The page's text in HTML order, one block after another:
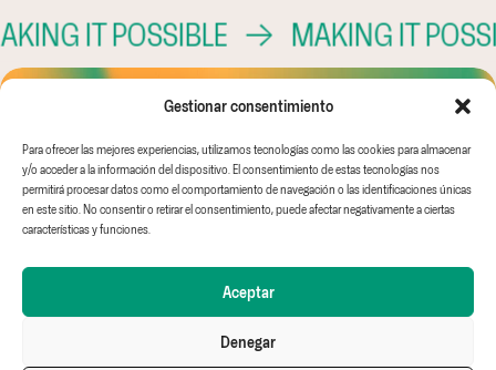
Gestionar consentimiento
Para ofrecer las mejores experiencias, utilizamos tecnologías como las cookies para almacenar
y/o acceder a la información del dispositivo. El consentimiento de estas tecnologías nos
permitirá procesar datos como el comportamiento de navegación o las identificaciones únicas
en este sitio. No consentir o retirar el consentimiento, puede afectar negativamente a ciertas
características y funciones.
Aceptar
Denegar
IT POSSIBLE → MAKING IT
Canal Ético
EINF
Trabaja con nosotros
Aviso Legal
Política de
AMC GLOBAL
AMC IDEAS
WHITE & GREEN